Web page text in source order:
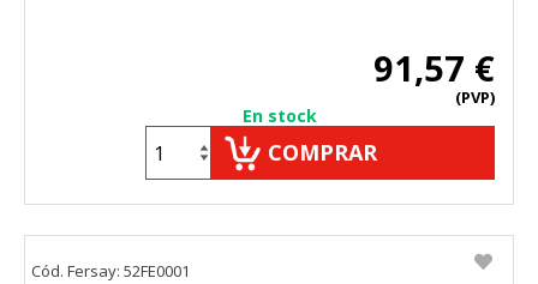
91,57 €
(PVP)
En stock
COMPRAR
Cód. Fersay: 52FE0001